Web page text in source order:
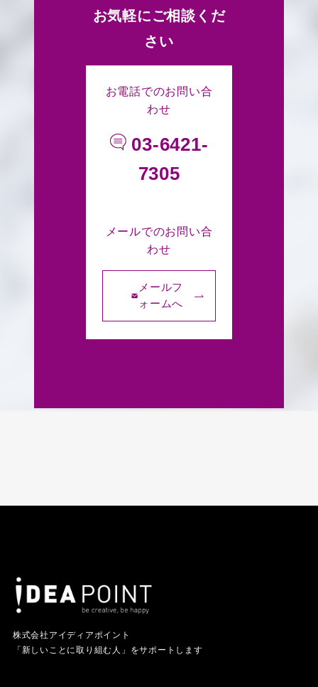
お気軽にご相談くだ
さい
お電話でのお問い合
わせ
03-6421-
7305
メールでのお問い合
わせ
メールフ
ォームへ
株式会社アイディアポイント
「新しいことに取り組む人」をサポートします